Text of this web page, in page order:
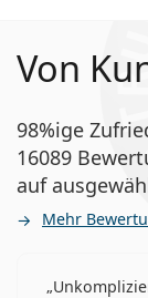
Von
98%ige
16089
auf
Mehr